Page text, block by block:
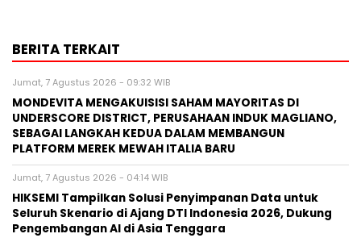
BERITA TERKAIT
Jumat, 7 Agustus 2026 - 09:32 WIB
MONDEVITA MENGAKUISISI SAHAM MAYORITAS DI
UNDERSCORE DISTRICT, PERUSAHAAN INDUK MAGLIANO,
SEBAGAI LANGKAH KEDUA DALAM MEMBANGUN
PLATFORM MEREK MEWAH ITALIA BARU
Jumat, 7 Agustus 2026 - 04:14 WIB
HIKSEMI Tampilkan Solusi Penyimpanan Data untuk
Seluruh Skenario di Ajang DTI Indonesia 2026, Dukung
Pengembangan AI di Asia Tenggara